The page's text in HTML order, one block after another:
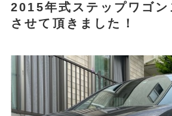
2015年式ステップワゴン
させて頂きました！